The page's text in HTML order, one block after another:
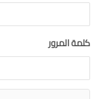
كلمة المرور